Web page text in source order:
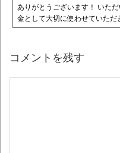
ありがとうございます！ いた
金として大切に使わせていただ
コメントを残す